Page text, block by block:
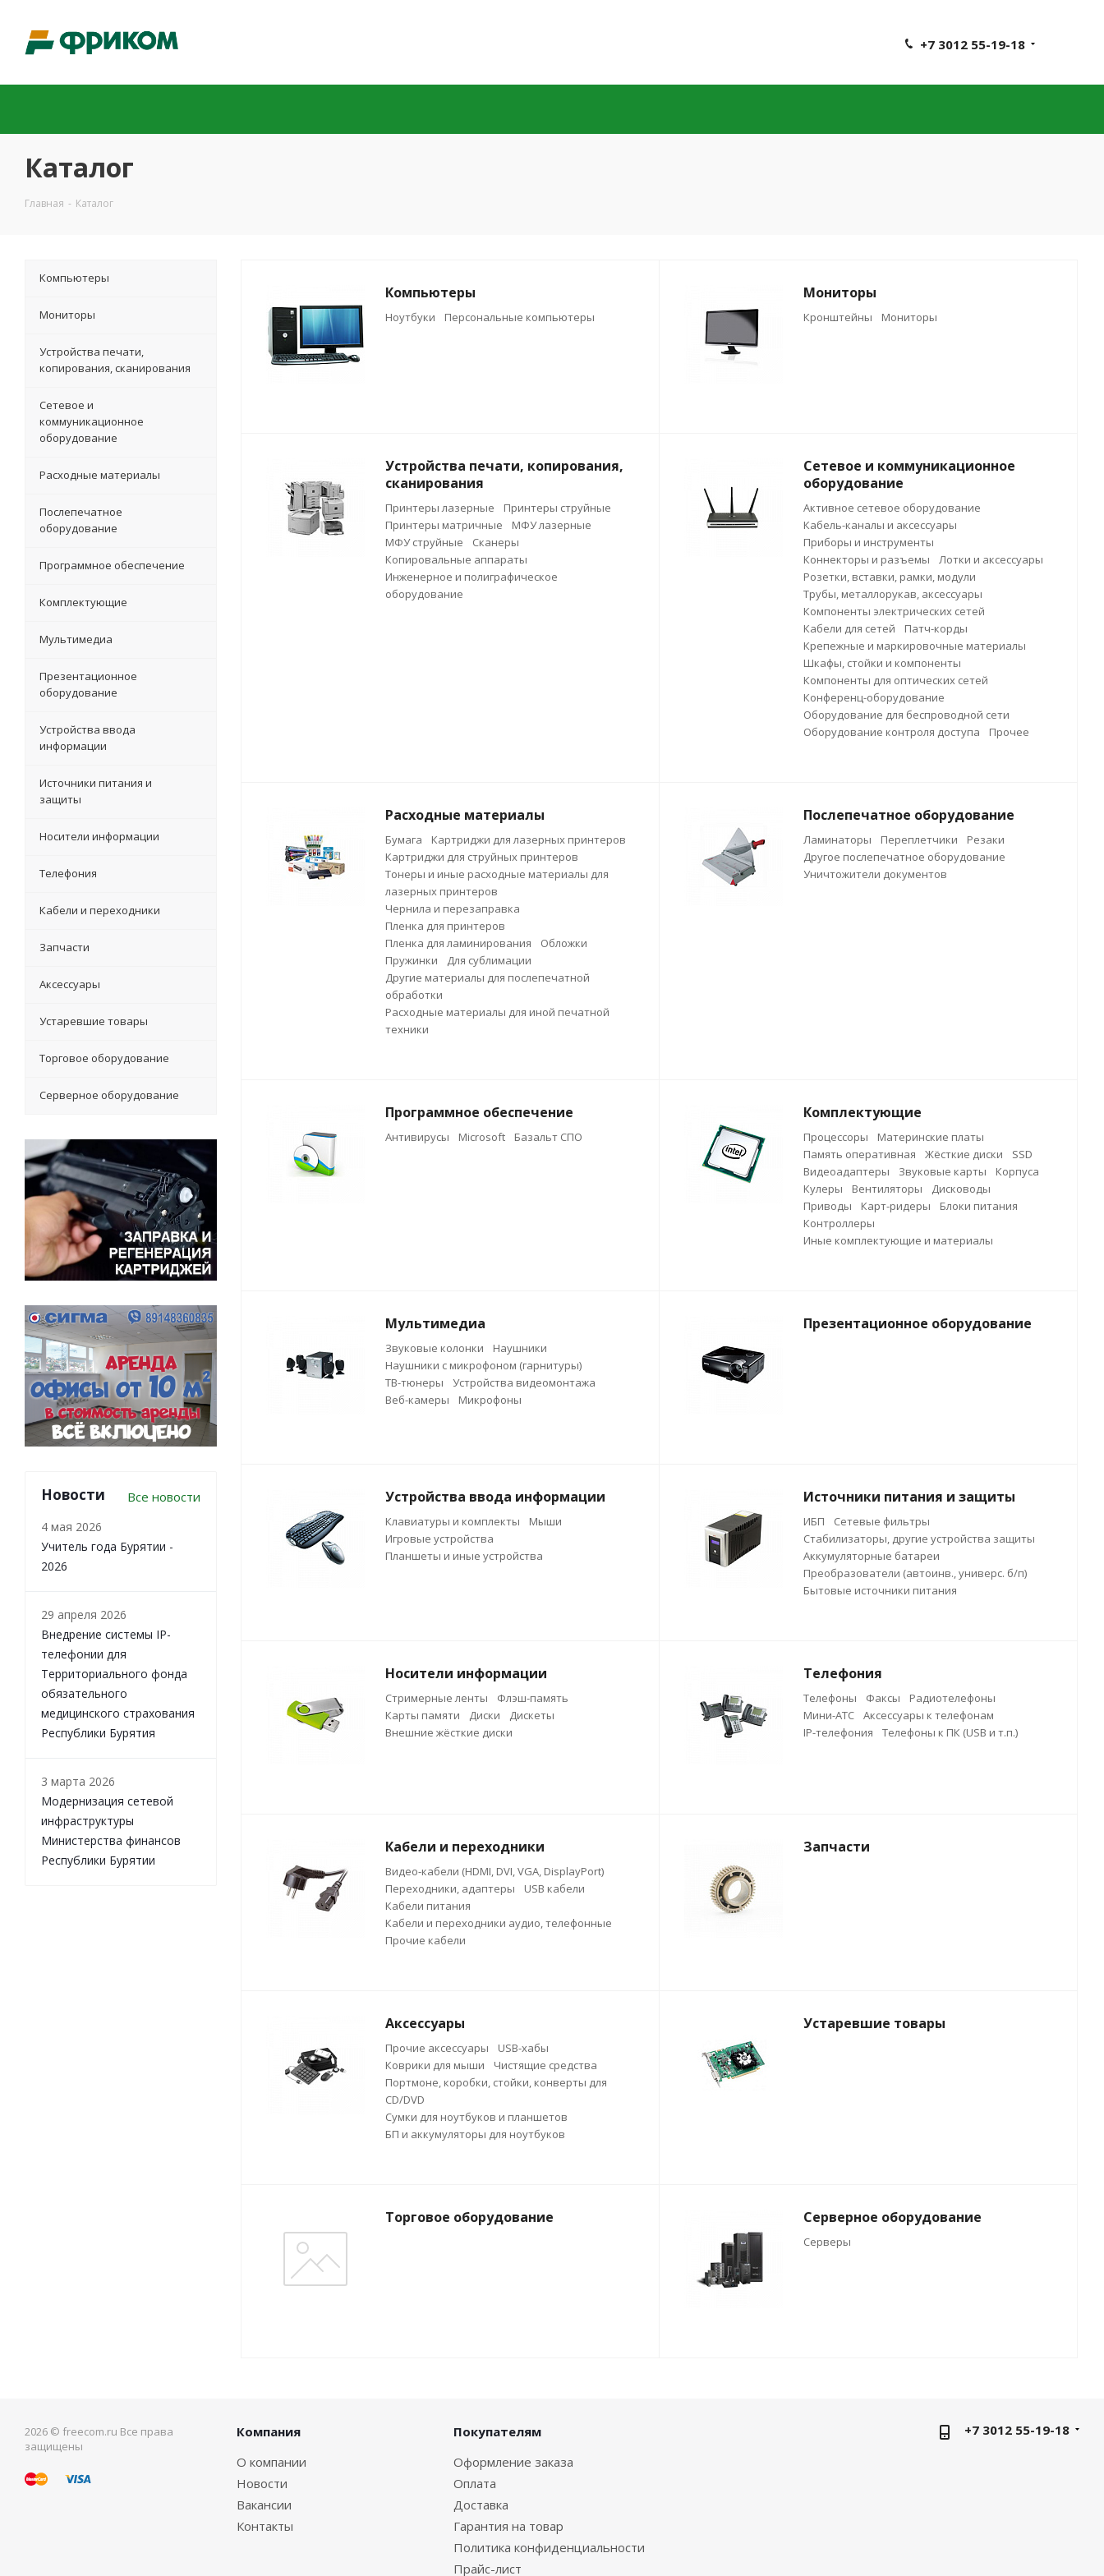
+7 3012 55-19-18
Каталог
Главная - Каталог
Компьютеры
Ноутбуки Персональные компьютеры
Мониторы
Кронштейны Мониторы
Устройства печати, копирования,
сканирования
Принтеры лазерные
Принтеры струйные
Принтеры матричные
МФУ лазерные
МФУ струйные
Сканеры
Копировальные аппараты
Инженерное и полиграфическое
оборудование
Сетевое и коммуникационное
оборудование
Активное сетевое оборудование
Кабель-каналы и аксессуары
Приборы и инструменты
Коннекторы и разъемы
Лотки и аксессуары
Розетки, вставки, рамки, модули
Трубы, металлорукав, аксессуары
Компоненты электрических сетей
Кабели для сетей
Патч-корды
Крепежные и маркировочные материалы
Шкафы, стойки и компоненты
Компоненты для оптических сетей
Конференц-оборудование
Оборудование для беспроводной сети
Оборудование контроля доступа
Прочее
Расходные материалы
Бумага
Картриджи для лазерных принтеров
Картриджи для струйных принтеров
Тонеры и иные расходные материалы для
лазерных принтеров
Чернила и перезаправка
Пленка для принтеров
Пленка для ламинирования
Обложки
Пружинки
Для сублимации
Другие материалы для послепечатной
обработки
Расходные материалы для иной печатной
техники
Послепечатное оборудование
Ламинаторы Переплетчики
Резаки
Другое послепечатное оборудование
Уничтожители документов
Программное обеспечение
Антивирусы Microsoft Базальт СПО
Комплектующие
Процессоры
Материнские платы
Память оперативная
Жёсткие диски
SSD
Видеоадаптеры
Звуковые карты
Корпуса
Кулеры
Вентиляторы
Дисководы
Приводы
Карт-ридеры
Блоки питания
Контроллеры
Иные комплектующие и материалы
Мультимедиа
Звуковые колонки
Наушники
Наушники с микрофоном (гарнитуры)
ТВ-тюнеры
Устройства видеомонтажа
Веб-камеры
Микрофоны
Презентационное оборудование
Устройства ввода информации
Клавиатуры и комплекты
Мыши
Игровые устройства
Планшеты и иные устройства
Источники питания и защиты
ИБП
Сетевые фильтры
Стабилизаторы, другие устройства защиты
Аккумуляторные батареи
Преобразователи (автоинв., универс. б/п)
Бытовые источники питания
Носители информации
Стримерные ленты
Флэш-память
Карты памяти
Диски
Дискеты
Внешние жёсткие диски
Телефония
Телефоны Факсы
Радиотелефоны
Мини-АТС
Аксессуары к телефонам
IP-телефония
Телефоны к ПК (USB и т.п.)
Кабели и переходники
Видео-кабели (HDMI, DVI, VGA, DisplayPort)
Переходники, адаптеры
USB кабели
Кабели питания
Кабели и переходники аудио, телефонные
Прочие кабели
Запчасти
Аксессуары
Прочие аксессуары
USB-хабы
Коврики для мыши
Чистящие средства
Портмоне, коробки, стойки, конверты для
CD/DVD
Сумки для ноутбуков и планшетов
БП и аккумуляторы для ноутбуков
Устаревшие товары
Торговое оборудование Серверное оборудование
Серверы
Компьютеры
Мониторы
Устройства печати,
копирования, сканирования
Сетевое и
коммуникационное
оборудование
Расходные материалы
Послепечатное
оборудование
Программное обеспечение
Комплектующие
Мультимедиа
Презентационное
оборудование
Устройства ввода
информации
Источники питания и
защиты
Носители информации
Телефония
Кабели и переходники
Запчасти
Аксессуары
Устаревшие товары
Торговое оборудование
Серверное оборудование
Новости Все новости
4 мая 2026
Учитель года Бурятии -
2026
29 апреля 2026
Внедрение системы IP-
телефонии для
Территориального фонда
обязательного
медицинского страхования
Республики Бурятия
3 марта 2026
Модернизация сетевой
инфраструктуры
Министерства финансов
Республики Бурятии
2026 © freecom.ru Все права
защищены
Компания
О компании
Новости
Вакансии
Контакты
Покупателям
Оформление заказа
Оплата
Доставка
Гарантия на товар
Политика конфиденциальности
Прайс-лист
+7 3012 55-19-18